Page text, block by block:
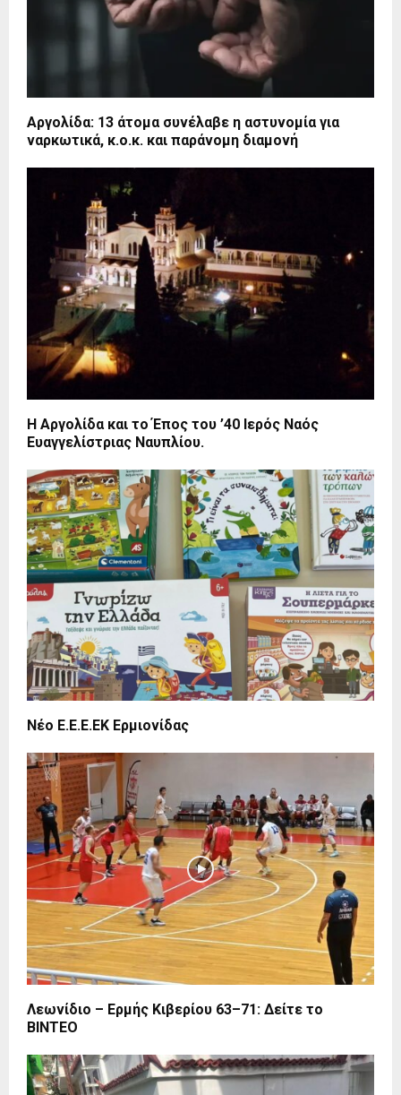
Αργολίδα: 13 άτομα συνέλαβε η αστυνομία για
ναρκωτικά, κ.ο.κ. και παράνομη διαμονή
Η Αργολίδα και το Έπος του ’40 Ιερός Ναός
Ευαγγελίστριας Ναυπλίου.
Νέο Ε.Ε.Ε.ΕΚ Ερμιονίδας
Λεωνίδιο – Ερμής Κιβερίου 63–71: Δείτε το
ΒΙΝΤΕΟ